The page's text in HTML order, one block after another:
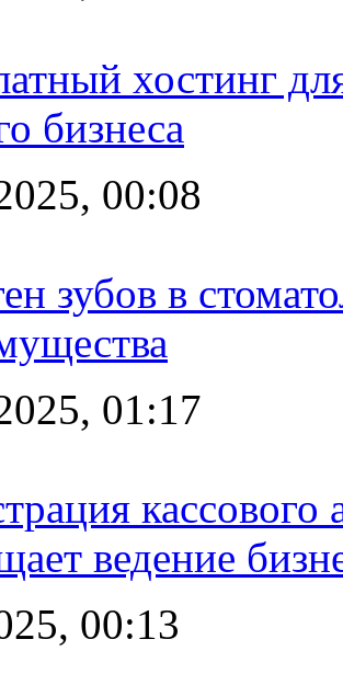
хостинг
бизнеса
00:08
зубов в
01:17
ведение
00:13